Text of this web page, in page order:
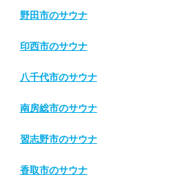
野田市のサウナ
印西市のサウナ
八千代市のサウナ
南房総市のサウナ
習志野市のサウナ
香取市のサウナ